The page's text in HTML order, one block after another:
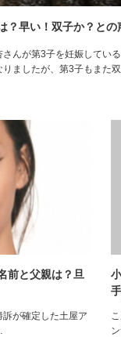
？早い！双子か？との
んが第3子を妊娠してい
ましたが、第3子もまた
前と父親は？旦
が確定した土屋ア